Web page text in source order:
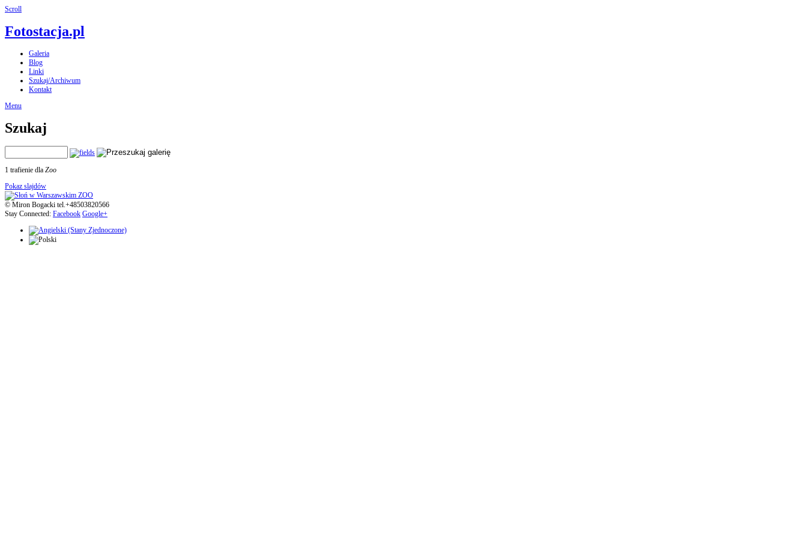
Scroll
Fotostacja.pl
Galeria
Blog
Linki
Szukaj/Archiwum
Kontakt
Menu
Szukaj
1 trafienie dla Zoo
Pokaz slajdów
© Miron Bogacki tel.+48503820566
Stay Connected: Facebook Google+